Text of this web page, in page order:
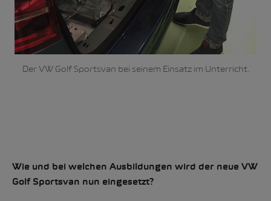
Der VW Golf Sportsvan bei seinem Einsatz im Unterricht.
Wie und bei welchen Ausbildungen wird der neue VW
Golf Sportsvan nun eingesetzt?